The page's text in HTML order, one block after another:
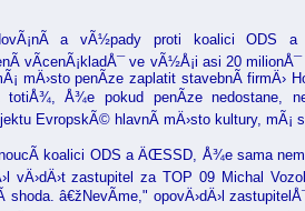
a vÃ½pady proti koalici ODS a
vÃ­cenÃ¡kladÅ¯ ve vÃ½Å¡i asi 20
mÄ›sto penÃ­ze zaplatit stavebnÃ­
totiÅ¾, Å¾e pokud penÃ­ze nedostane,
EvropskÃ© hlavnÃ­ mÄ›sto kultury,
koalici ODS a ÄŒSSD, Å¾e sama
vÄ›dÄ›t zastupitel za TOP 09 Michal
shoda. â€žNevÃ­me," opovÄ›dÄ›l